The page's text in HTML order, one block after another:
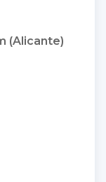
(Alicante)